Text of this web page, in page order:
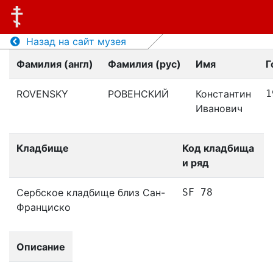
Назад на сайт музея
Фамилия (англ)
Фамилия (рус) Имя
ROVENSKY РОВЕНСКИЙ
Константин
Иванович
Кладбище
Код кладбища
и ряд
Сербское кладбище близ Сан-
Франциско
SF 78
Описание